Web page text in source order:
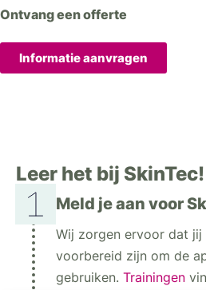
Ontvang een offerte
Informatie aanvragen
Leer het bij SkinTec!
Meld je aan voor
Wij zorgen ervoor dat
voorbereid zijn om de
gebruiken. Trainingen